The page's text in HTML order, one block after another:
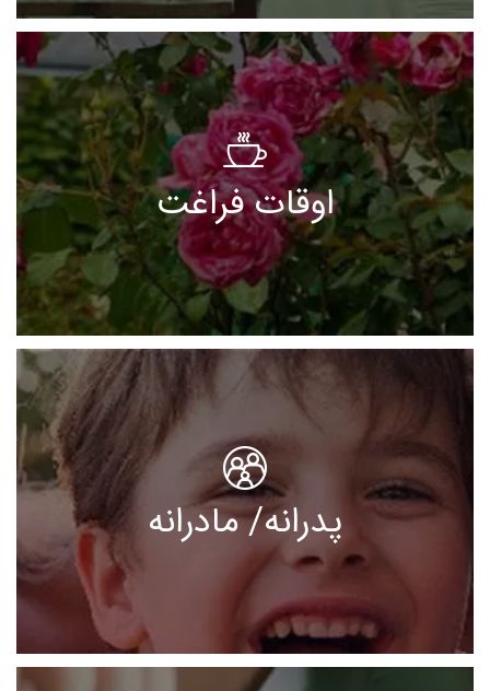
اوقات فراغت
پدرانه/ مادرانه